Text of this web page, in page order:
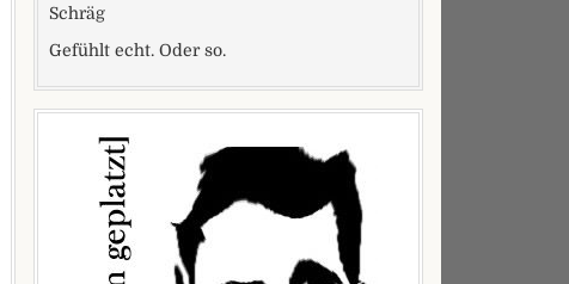
Schräg
Gefühlt echt. Oder so.